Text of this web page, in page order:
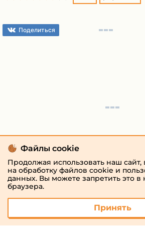
Поделиться
Файлы cookie
Продолжая использовать наш сайт,
на обработку файлов cookie и
данных. Вы можете запретить это в
браузера.
Принять